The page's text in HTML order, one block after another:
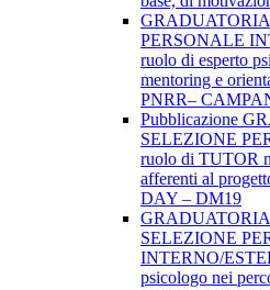
PERSONALE
ruolo di esperto
mentoring e
PNRR–
Pubblicazione
SELEZIONE
ruolo di TUTOR
afferenti al
DAY – DM19
SELEZIONE
INTERNO/
psicologo nei